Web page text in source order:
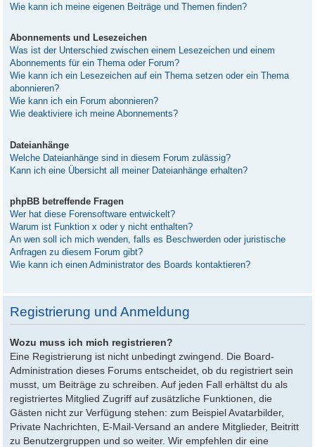
Wie kann ich meine eigenen Beiträge und Themen finden?
Abonnements und Lesezeichen
Was ist der Unterschied zwischen einem Lesezeichen und einem
Abonnements für ein Thema oder Forum?
Wie kann ich ein Lesezeichen auf ein Thema setzen oder ein Thema
abonnieren?
Wie kann ich ein Forum abonnieren?
Wie deaktiviere ich meine Abonnements?
Dateianhänge
Welche Dateianhänge sind in diesem Forum zulässig?
Kann ich eine Übersicht all meiner Dateianhänge erhalten?
phpBB betreffende Fragen
Wer hat diese Forensoftware entwickelt?
Warum ist Funktion x oder y nicht enthalten?
An wen soll ich mich wenden, falls es Beschwerden oder juristische
Anfragen zu diesem Forum gibt?
Wie kann ich einen Administrator des Boards kontaktieren?
Registrierung und Anmeldung
Wozu muss ich mich registrieren?
Eine Registrierung ist nicht unbedingt zwingend. Die Board-
Administration dieses Forums entscheidet, ob du registriert sein
musst, um Beiträge zu schreiben. Auf jeden Fall erhältst du als
registriertes Mitglied Zugriff auf zusätzliche Funktionen, die
Gästen nicht zur Verfügung stehen: zum Beispiel Avatarbilder,
Private Nachrichten, E-Mail-Versand an andere Mitglieder, Beitritt
zu Benutzergruppen und so weiter. Wir empfehlen dir eine